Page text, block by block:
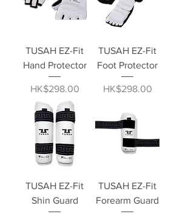
TUSAH EZ-Fit
Hand Protector
價格
HK$298.00
TUSAH EZ-Fit
Foot Protector
價格
HK$298.00
TUSAH EZ-Fit
Shin Guard
TUSAH EZ-Fit
Forearm Guard